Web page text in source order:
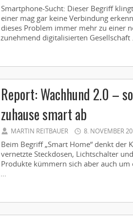
Smartphone-Sucht: Dieser Begriff
einer mag gar keine Verbindung
dieses Problem immer mehr zu einer
zunehmend digitalisierten Gesellschaft
Report: Wachhund 2.0 –
zuhause smart ab
MARTIN REITBAUER 8. NOVEMBER
Beim Begriff „Smart Home“ denkt der
vernetzte Steckdosen, Lichtschalter
Produkte kümmern sich aber auch um
...